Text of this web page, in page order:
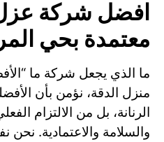
افضل شركة
معتمدة بحي
ما الذي يجعل شركة ما
منزل الدقة، نؤمن بأن
الرنانة، بل من الالتزام
والسلامة والاعتمادية. نحن